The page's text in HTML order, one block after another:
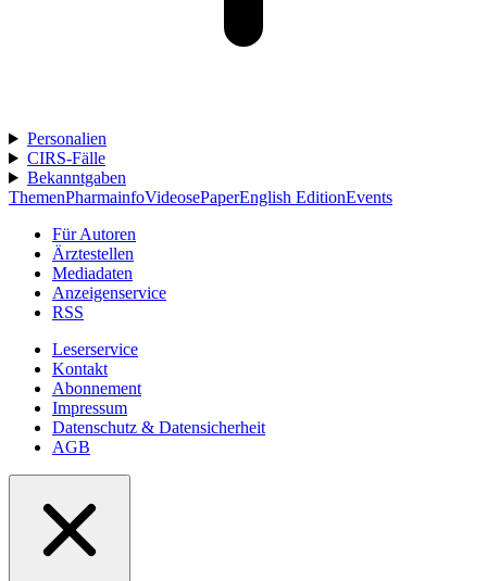
Personalien
CIRS-Fälle
Bekanntgaben
ThemenPharmainfoVideosePaperEnglish EditionEvents
Für Autoren
Ärztestellen
Mediadaten
Anzeigenservice
RSS
Leserservice
Kontakt
Abonnement
Impressum
Datenschutz & Datensicherheit
AGB